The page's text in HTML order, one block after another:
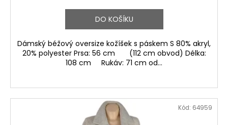
DO KOŠÍKU
Dámský béžový oversize kožíšek s páskem S 80% akryl,
20% polyester Prsa: 56 cm (112 cm obvod) Délka:
108 cm Rukáv: 71 cm od...
Kód: 64959